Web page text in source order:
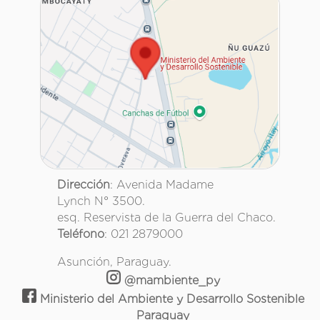
Dirección: Avenida Madame
Lynch N° 3500.
esq. Reservista de la Guerra del Chaco.
Teléfono: 021 2879000
Asunción, Paraguay.
@mambiente_py
Ministerio del Ambiente y Desarrollo Sostenible
Paraguay